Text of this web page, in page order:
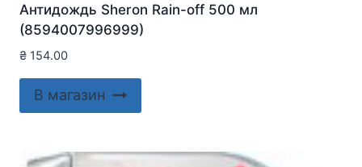
Антидождь Sheron Rain-off 500 мл
(8594007996999)
₴ 154.00
В магазин